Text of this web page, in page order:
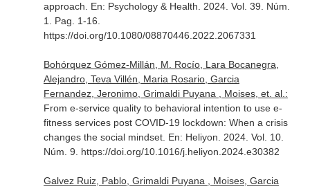
approach. En: Psychology & Health . 2024. Vol. 39. Núm.
1. Pag. 1-16.
https://doi.org/10.1080/08870446.2022.2067331
Bohórquez Gómez-Millán, M. Rocío, Lara Bocanegra,
Alejandro, Teva Villén, Maria Rosario, Garcia
Fernandez, Jeronimo, Grimaldi Puyana , Moises, et. al.:
From e-service quality to behavioral intention to use e-
fitness services post COVID-19 lockdown: When a crisis
changes the social mindset. En: Heliyon . 2024. Vol. 10.
Núm. 9. https://doi.org/10.1016/j.heliyon.2024.e30382
Galvez Ruiz, Pablo, Grimaldi Puyana , Moises, Garcia